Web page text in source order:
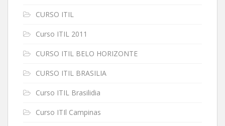
CURSO ITIL
Curso ITIL 2011
CURSO ITIL BELO HORIZONTE
CURSO ITIL BRASILIA
Curso ITIL Brasilidia
Curso ITIl Campinas